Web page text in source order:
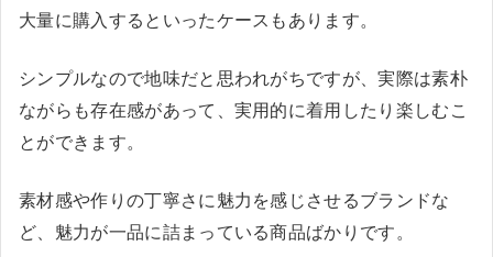
大量に購入するといったケースもあります。
シンプルなので地味だと思われがちですが、実際は素朴
ながらも存在感があって、実用的に着用したり楽しむこ
とができます。
素材感や作りの丁寧さに魅力を感じさせるブランドな
ど、魅力が一品に詰まっている商品ばかりです。